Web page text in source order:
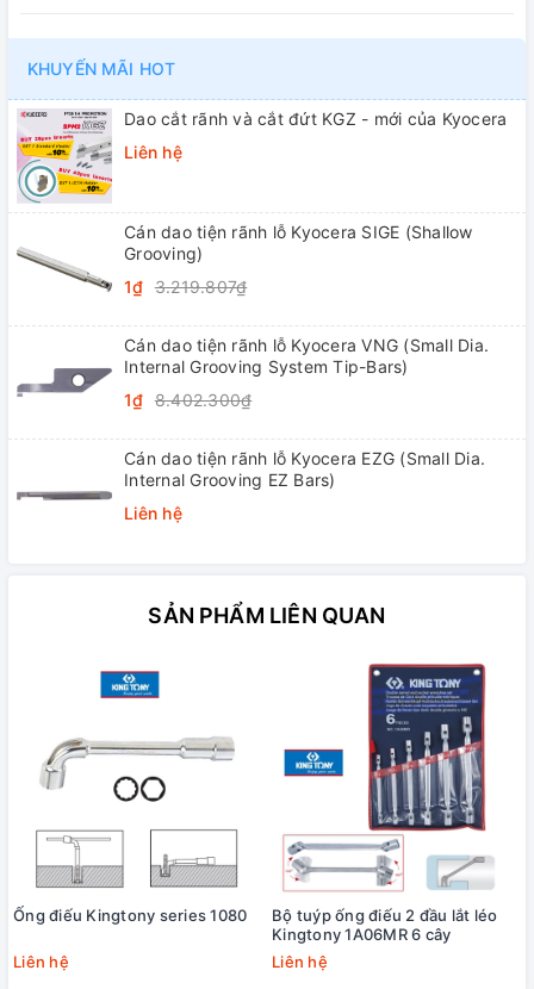
KHUYẾN MÃI HOT
Dao cắt rãnh và cắt đứt KGZ - mới của Kyocera
Liên hệ
Cán dao tiện rãnh lỗ Kyocera SIGE (Shallow
Grooving)
1₫ 3.219.807₫
Cán dao tiện rãnh lỗ Kyocera VNG (Small Dia.
Internal Grooving System Tip-Bars)
1₫ 8.402.300₫
Cán dao tiện rãnh lỗ Kyocera EZG (Small Dia.
Internal Grooving EZ Bars)
Liên hệ
SẢN PHẨM LIÊN QUAN
Ống điếu Kingtony series 1080
Liên hệ
Bộ tuýp ống điếu 2 đầu lắt léo
Kingtony 1A06MR 6 cây
Liên hệ